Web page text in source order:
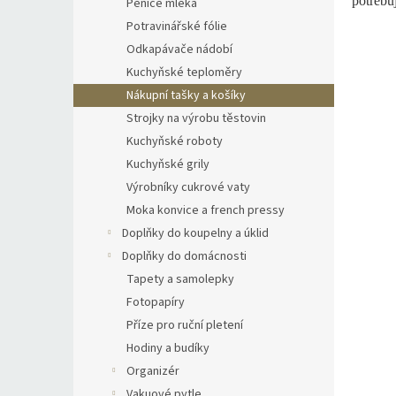
Pěniče mléka
Potravinářské fólie
Odkapávače nádobí
Kuchyňské teploměry
Nákupní tašky a košíky
Strojky na výrobu těstovin
Kuchyňské roboty
Kuchyňské grily
Výrobníky cukrové vaty
Moka konvice a french pressy
Doplňky do koupelny a úklid
Doplňky do domácnosti
Tapety a samolepky
Fotopapíry
Příze pro ruční pletení
Hodiny a budíky
Organizér